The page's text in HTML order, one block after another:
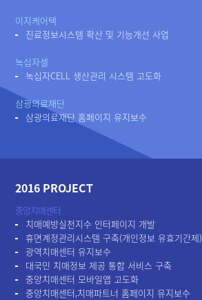
이지케어텍
진료정보시스템 확산 및 기능개선 사업
녹십자셀
녹십자CELL 생산관리 시스템 고도화
삼광의료재단
삼광의료재단 홈페이지 유지보수
2016 PROJECT
중앙치매센터
치매예방실천지수 인터페이지 개발
휴면계정관리시스템 구축(개인정보 유효기간제)
광역치매센터 유지보수
대국민 치매정보 제공 통합 서비스 구축
중앙치매센터 모바일앱 고도화
중앙치매센터,치매파트너 홈페이지 유지보수